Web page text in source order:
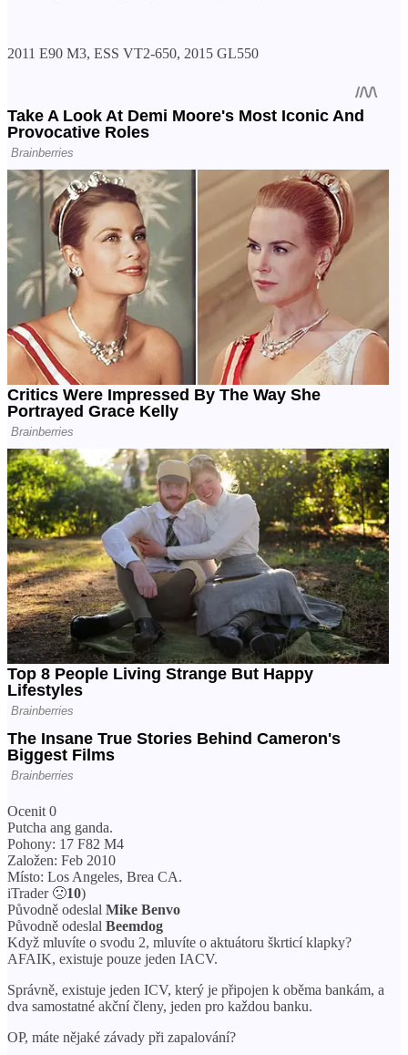
2011 E90 M3, ESS VT2-650, 2015 GL550
Ocenit 0
Putcha ang ganda.
Pohony: 17 F82 M4
Založen: Feb 2010
Místo: Los Angeles, Brea CA.
iTrader 🙁10)
Původně odeslal Mike Benvo
Původně odeslal Beemdog
Když mluvíte o svodu 2, mluvíte o aktuátoru škrticí klapky?
AFAIK, existuje pouze jeden IACV.
Správně, existuje jeden ICV, který je připojen k oběma bankám, a
dva samostatné akční členy, jeden pro každou banku.
OP, máte nějaké závady při zapalování?